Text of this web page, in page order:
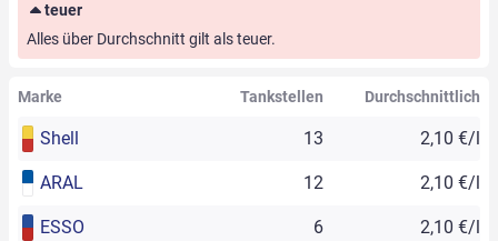
teuer
Alles über Durchschnitt gilt als teuer.
Marke Tankstellen Durchschnittlich
Shell 13 2,10 €/l
ARAL 12 2,10 €/l
ESSO 6 2,10 €/l